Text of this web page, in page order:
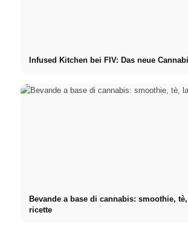
Infused Kitchen bei FIV: Das neue
Bevande a base di cannabis: smoothie,
ricette